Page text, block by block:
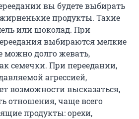
вы будете выбирать
продукты. Такие
или шоколад. При
выбираются мелкие
можно долго жевать,
семечки. При переедании,
агрессией,
возможности высказаться,
отношения, чаще всего
продукты: орехи,